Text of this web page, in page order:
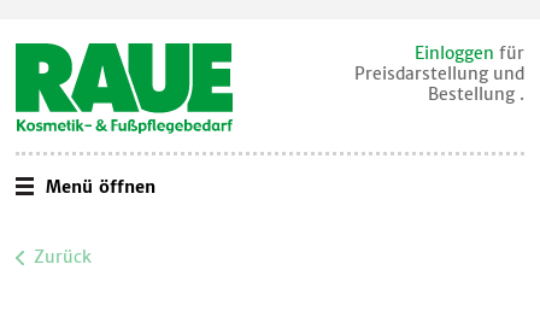
Einloggen für
Preisdarstellung und
Bestellung .
Menü öffnen
Zurück